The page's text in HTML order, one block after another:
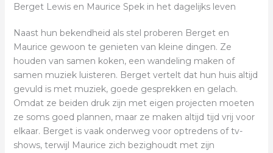
Berget Lewis en Maurice Spek in het dagelijks leven
Naast hun bekendheid als stel proberen Berget en
Maurice gewoon te genieten van kleine dingen. Ze
houden van samen koken, een wandeling maken of
samen muziek luisteren. Berget vertelt dat hun huis altijd
gevuld is met muziek, goede gesprekken en gelach.
Omdat ze beiden druk zijn met eigen projecten moeten
ze soms goed plannen, maar ze maken altijd tijd vrij voor
elkaar. Berget is vaak onderweg voor optredens of tv-
shows, terwijl Maurice zich bezighoudt met zijn